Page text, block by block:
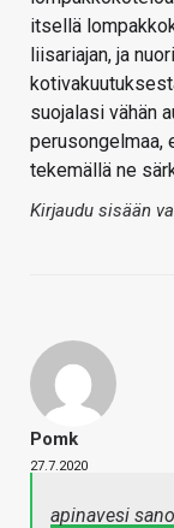
itsellä
liisariajan, ja
suojalasi vähän
perusongelmaa,
tekemällä ne
Kirjaudu sisään
Pomk
27.7.2020
apinavesi